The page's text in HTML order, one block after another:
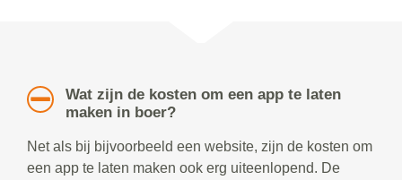
Wat zijn de kosten om een app te laten
maken in boer?
Net als bij bijvoorbeeld een website, zijn de kosten om
een app te laten maken ook erg uiteenlopend. De